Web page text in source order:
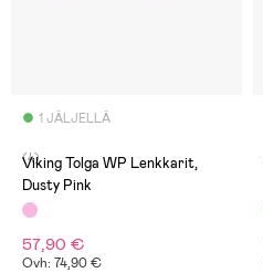
1 JÄLJELLÄ
(4)
Viking Tolga WP Lenkkarit,
Dusty Pink
57,90 €
Ovh: 74,90 €